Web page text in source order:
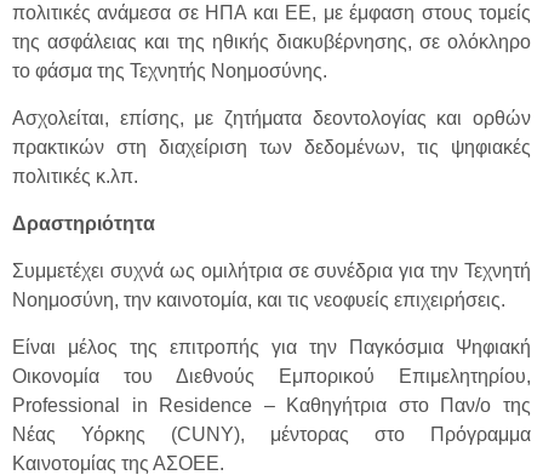
πολιτικές ανάμεσα σε ΗΠΑ και ΕΕ, με έμφαση στους τομείς
της ασφάλειας και της ηθικής διακυβέρνησης, σε ολόκληρο
το φάσμα της Τεχνητής Νοημοσύνης.
Ασχολείται, επίσης, με ζητήματα δεοντολογίας και ορθών
πρακτικών στη διαχείριση των δεδομένων, τις ψηφιακές
πολιτικές κ.λπ.
Δραστηριότητα
Συμμετέχει συχνά ως ομιλήτρια σε συνέδρια για την Τεχνητή
Νοημοσύνη, την καινοτομία, και τις νεοφυείς επιχειρήσεις.
Είναι μέλος της επιτροπής για την Παγκόσμια Ψηφιακή
Οικονομία του Διεθνούς Εμπορικού Επιμελητηρίου,
Professional in Residence – Καθηγήτρια στο Παν/ο της
Νέας Υόρκης (CUNY), μέντορας στο Πρόγραμμα
Καινοτομίας της ΑΣΟΕΕ.